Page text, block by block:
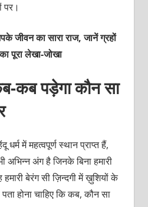
पर।
जीवन का सारा राज, जानें ग्रहों
पूरा लेखा-जोखा
कब पड़ेगा कौन सा
धर्म में महत्वपूर्ण स्थान प्राप्त हैं,
अभिन्न अंग है जिनके बिना हमारी
बेरंग सी ज़िन्दगी में ख़ुशियों के
होना चाहिए कि कब, कौन सा